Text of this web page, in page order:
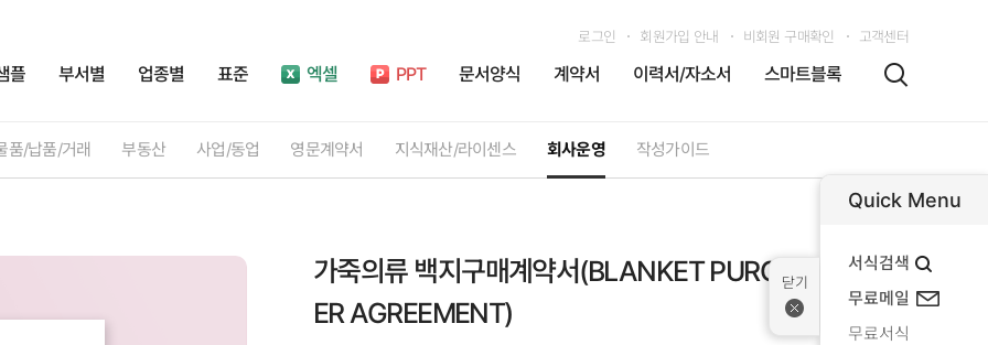
플 부서별 업종별 표준 엑셀 PPT 문서양식 계약서 이력서/자소서 스마트블록
로그인 회원가입 안내 비회원 구매확인 고객센터
품/납품/거래 부동산 사업/동업 영문계약서 지식재산/라이센스 회사운영 작성가이드
가죽의류 백지구매계약서(BLANKET PURCHASE ORD
ER AGREEMENT)
Quick Menu
서식검색
무료메일
무료서식